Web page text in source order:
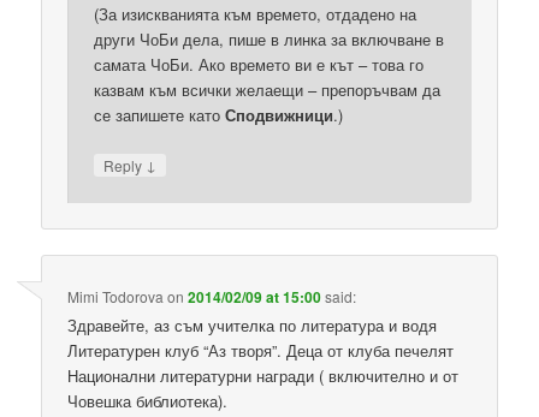
(За изискванията към времето, отдадено на
други ЧоБи дела, пише в линка за включване в
самата ЧоБи. Ако времето ви е кът – това го
казвам към всички желаещи – препоръчвам да
се запишете катоСподвижници.)
Reply ↓
Mimi Todorova on2014/02/09 at 15:00said:
Здравейте, аз съм учителка по литература и водя
Литературен клуб “Аз творя”. Деца от клуба печелят
Национални литературни награди ( включително и от
Човешка библиотека).